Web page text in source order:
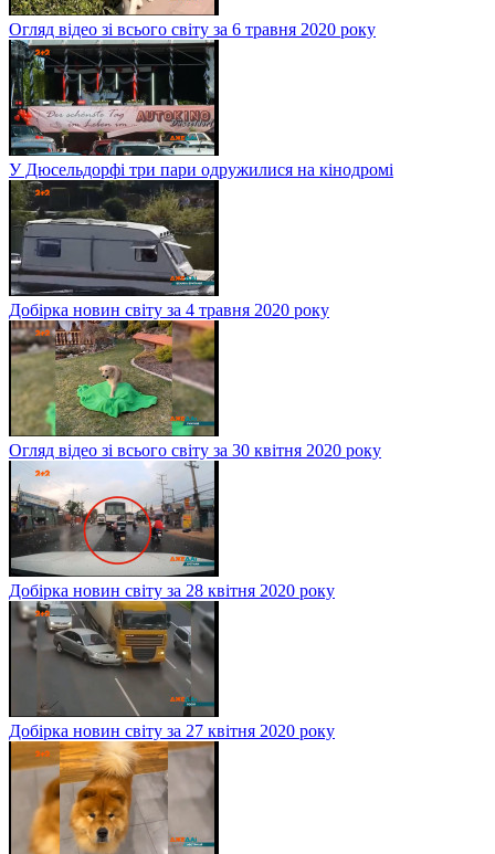
Огляд відео зі всього світу за 6 травня 2020 року
У Дюсельдорфі три пари одружилися на кінодромі
Добірка новин світу за 4 травня 2020 року
Огляд відео зі всього світу за 30 квітня 2020 року
Добірка новин світу за 28 квітня 2020 року
Добірка новин світу за 27 квітня 2020 року